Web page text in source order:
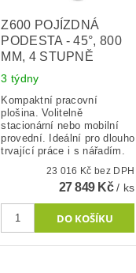
Z600 POJÍZDNÁ
PODESTA - 45°, 800
MM, 4 STUPNĚ
3 týdny
Kompaktní pracovní
plošina. Volitelně
stacionární nebo mobilní
provední. Ideální pro dlouho
trvající práce i s nářadím.
23 016 Kč bez DPH
27 849 Kč/ ks